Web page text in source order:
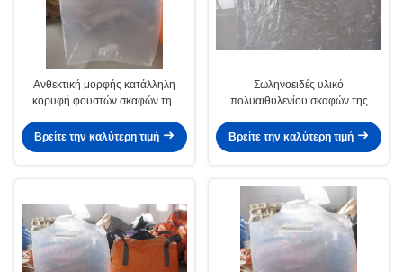
Ανθεκτική μορφής κατάλληλη
κορυφή φουστών σκαφών της
την πλήρωση του τοπ τύπου
σωλήνων
Βρείτε την καλύτερη τιμή
Σωληνοειδές υλικό
πολυαιθυλενίου σκαφών της
μεγάλο, κενό ή τυπωμένος
Βρείτε την καλύτερη τιμή